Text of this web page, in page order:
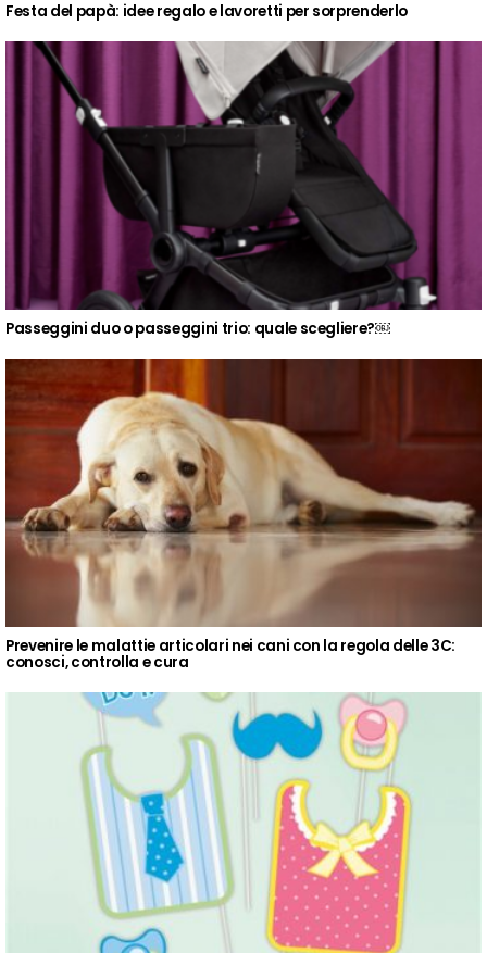
Festa del papà: idee regalo e lavoretti per sorprenderlo
Passeggini duo o passeggini trio: quale scegliere?￼
Prevenire le malattie articolari nei cani con la regola delle 3C:
conosci, controlla e cura